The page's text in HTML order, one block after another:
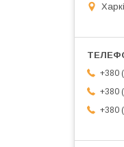
+380
+380
+380